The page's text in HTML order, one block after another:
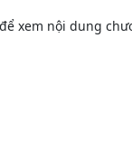
xem nội dung